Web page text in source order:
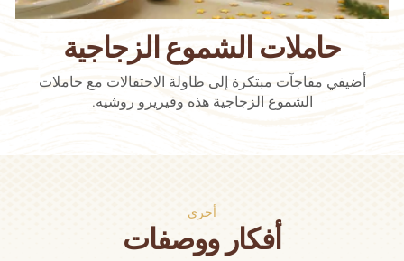
حاملات الشموع الزجاجية
أضيفي مفاجآت مبتكرة إلى طاولة الاحتفالات مع حاملات
الشموع الزجاجية هذه وفيريرو روشيه.
أخرى
أفكار ووصفات